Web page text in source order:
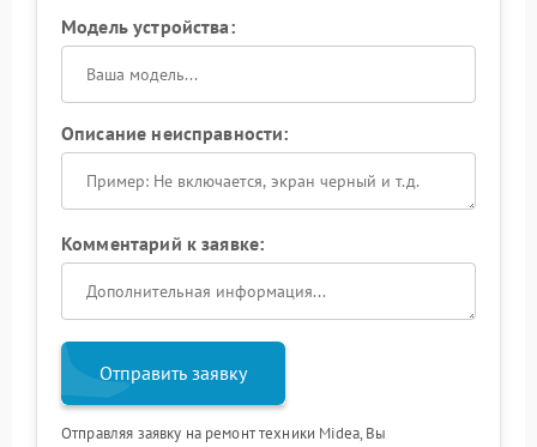
Модель устройства:
Описание неисправности:
Комментарий к заявке:
Отправить заявку
Отправляя заявку на ремонт техники Midea, Вы